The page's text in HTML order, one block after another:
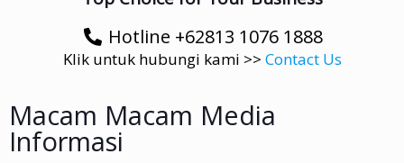
Hotline +62813 1076 1888
Klik untuk hubungi kami >> Contact Us
Macam Macam Media
Informasi